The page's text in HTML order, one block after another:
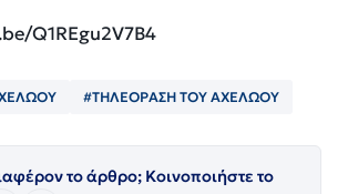
Q1REgu2V7B4
#ΤΗΛΕΟΡΑΣΗ ΤΟΥ ΑΧΕΛΩΟΥ
το άρθρο; Κοινοποιήστε το